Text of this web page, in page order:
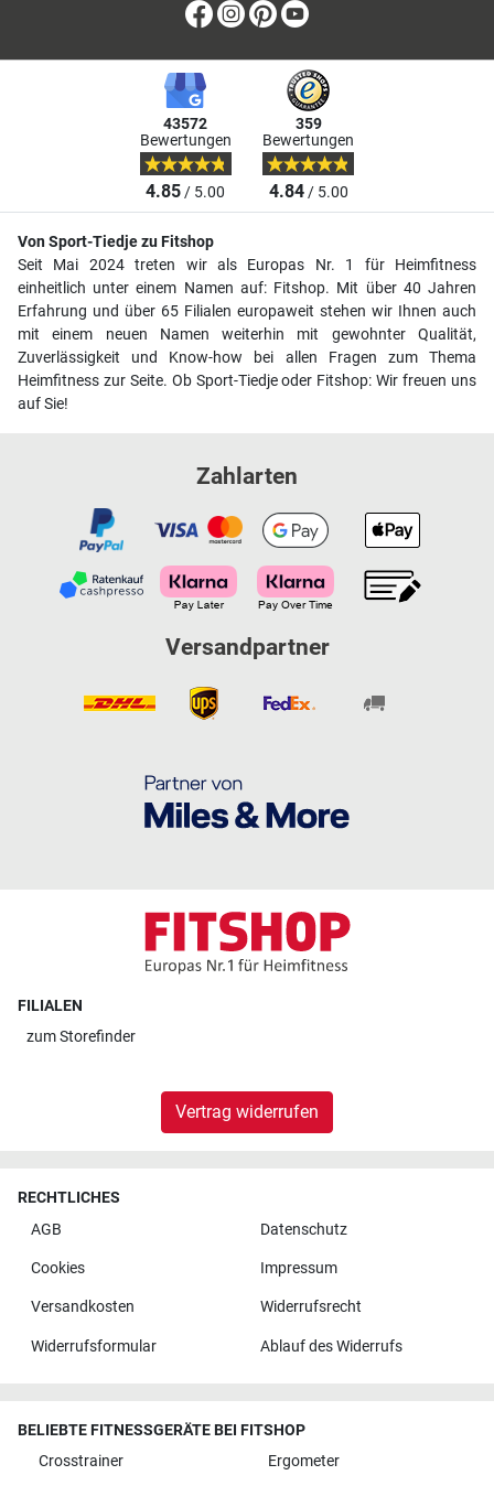
Facebook
Instagram
Pinterest
43572
Bewertungen
4.85/ 5.00
359
Bewertungen
4.84/ 5.00
Von Sport-Tiedje zu Fitshop
Seit Mai 2024 treten wir als Europas Nr. 1 für Heimfitness
einheitlich unter einem Namen auf: Fitshop. Mit über 40 Jahren
Erfahrung und über 65 Filialen europaweit stehen wir Ihnen auch
mit einem neuen Namen weiterhin mit gewohnter Qualität,
Zuverlässigkeit und Know-how bei allen Fragen zum Thema
Heimfitness zur Seite. Ob Sport-Tiedje oder Fitshop: Wir freuen uns
auf Sie!
Zahlarten
Versandpartner
FILIALEN
zumStorefinder
Vertrag widerrufen
RECHTLICHES
AGB
Datenschutz
Cookies Impressum
Versandkosten Widerrufsrecht
Widerrufsformular Ablauf des Widerrufs
BELIEBTE FITNESSGERÄTE BEI FITSHOP
Crosstrainer
Ergometer